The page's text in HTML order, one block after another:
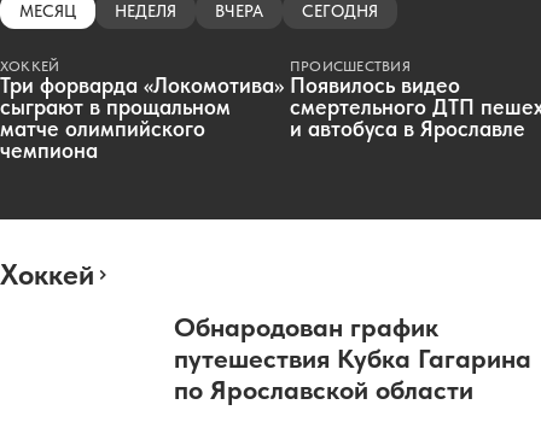
МЕСЯЦ НЕДЕЛЯ ВЧЕРА СЕГОДНЯ
ХОККЕЙ
Три форварда «Локомотива»
сыграют в прощальном
матче олимпийского
чемпиона
ПРОИСШЕСТВИЯ
Появилось видео
смертельного ДТП
и автобуса в Ярославле
Хоккей
Обнародован график
путешествия Кубка Гагарина
по Ярославской области